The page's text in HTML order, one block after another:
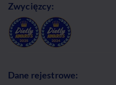
Zwycięzcy:
Dane rejestrowe: